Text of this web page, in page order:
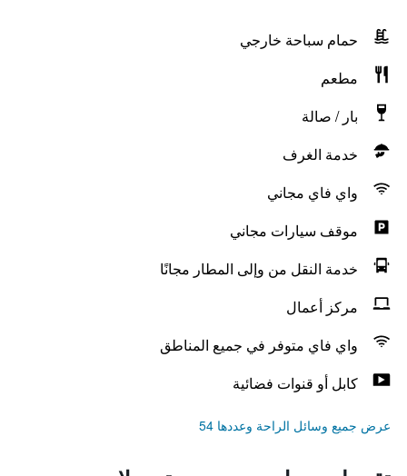
حمام سباحة خارجي
مطعم
بار / صالة
خدمة الغرف
واي فاي مجاني
موقف سيارات مجاني
خدمة النقل من وإلى المطار مجانًا
مركز أعمال
واي فاي متوفر في جميع المناطق
كابل أو قنوات فضائية
عرض جميع وسائل الراحة وعددها 54